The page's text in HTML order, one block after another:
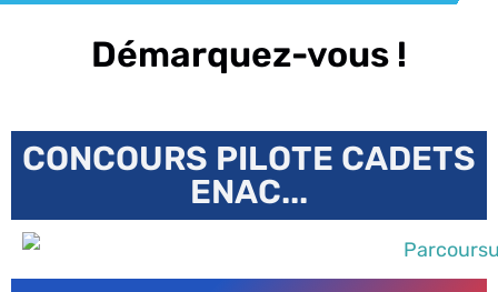
Démarquez-vous !
CONCOURS PILOTE CADETS
ENAC...